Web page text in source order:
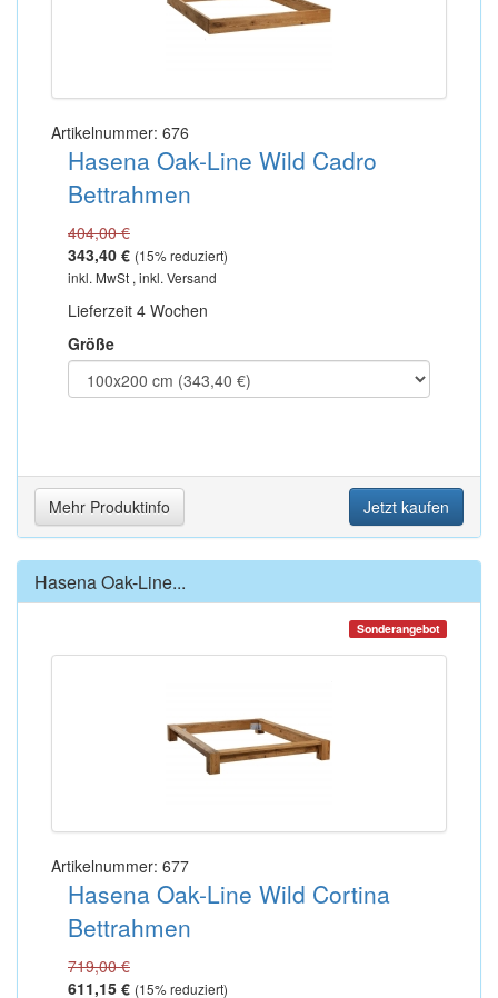
Artikelnummer: 676
Hasena Oak-Line Wild Cadro
Bettrahmen
404,00 €
343,40 € (15% reduziert)
inkl. MwSt , inkl. Versand
Lieferzeit 4 Wochen
Größe
Mehr Produktinfo Jetzt kaufen
Hasena Oak-Line...
Sonderangebot
Artikelnummer: 677
Hasena Oak-Line Wild Cortina
Bettrahmen
719,00 €
611,15 € (15% reduziert)